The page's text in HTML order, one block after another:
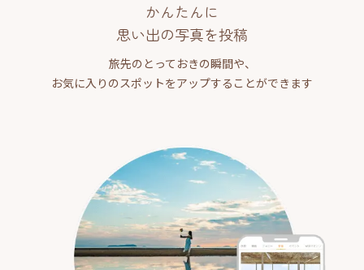
かんたんに
思い出の写真を投稿
旅先のとっておきの瞬間や、
お気に入りのスポットをアップすることができます